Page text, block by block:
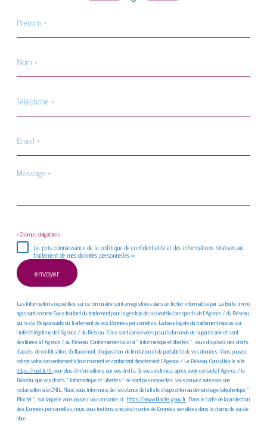
*
*
*
*
Message
* Champs obligatoires
j'ai pris connaissance de la politique de confidentialité et des informations relatives au
traitement de mes données personnelles **
envoyer
Les informations recueillies sur ce formulaire sont enregistrées dans un fichier informatisé par La Boite Immo
agissant comme Sous-traitant du traitement pour la gestion de la clientèle/prospects de l'Agence / du Réseau
qui reste Responsable du Traitement de vos Données personnelles. La base légale du traitement repose sur
l'intérêt légitime de l'Agence / du Réseau. Elles sont conservées jusqu'à demande de suppression et sont
destinées à l'Agence / au Réseau. Conformément à la loi « informatique et libertés », vous disposez des droits
d’accès, de rectification, d’effacement, d’opposition, de limitation et de portabilité de vos données. Vous pouvez
retirer votre consentement à tout moment en contactant directement l’Agence / Le Réseau. Consultez le site
https://cnil.fr/frpour plus d’informations sur vos droits. Si vous estimez, après avoir contacté l'Agence / le
Réseau, que vos droits « Informatique et Libertés » ne sont pas respectés, vous pouvez adresser une
réclamation à la CNIL. Nous vous informons de l’existence de la liste d'opposition au démarchage téléphonique «
Bloctel », sur laquelle vous pouvez vous inscrire ici :https://www.bloctel.gouv.fr. Dans le cadre de la protection
des Données personnelles, nous vous invitons à ne pas inscrire de Données sensibles dans le champ de saisie
libre.